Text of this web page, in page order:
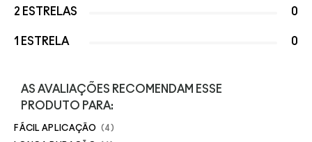
2 ESTRELAS 0
1 ESTRELA 0
AS AVALIAÇÕES RECOMENDAM ESSE
PRODUTO PARA:
FÁCIL APLICAÇÃO 4